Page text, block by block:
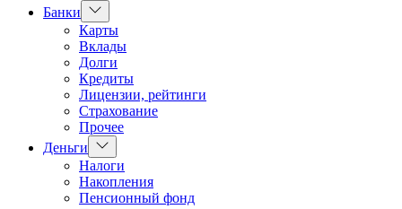
Банки
Показать
подменю
Карты
Вклады
Долги
Кредиты
Лицензии, рейтинги
Страхование
Прочее
Деньги
Показать
подменю
Налоги
Накопления
Пенсионный фонд